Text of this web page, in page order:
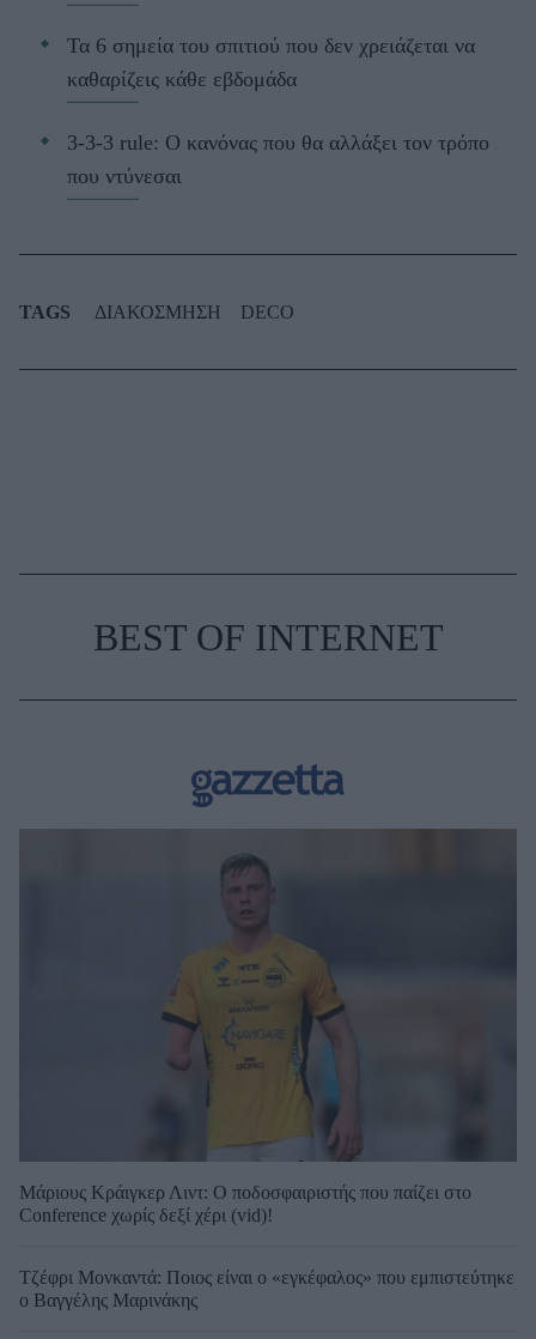
Τα 6 σημεία του σπιτιού που δεν χρειάζεται να
καθαρίζεις κάθε εβδομάδα
3-3-3 rule: Ο κανόνας που θα αλλάξει τον τρόπο
που ντύνεσαι
TAGS ΔΙΑΚΟΣΜΗΣΗ DECO
BEST OF INTERNET
Μάριους Κράιγκερ Λιντ: Ο ποδοσφαιριστής που παίζει στο
Conference χωρίς δεξί χέρι (vid)!
Τζέφρι Μονκαντά: Ποιος είναι ο «εγκέφαλος» που εμπιστεύτηκε
ο Βαγγέλης Μαρινάκης